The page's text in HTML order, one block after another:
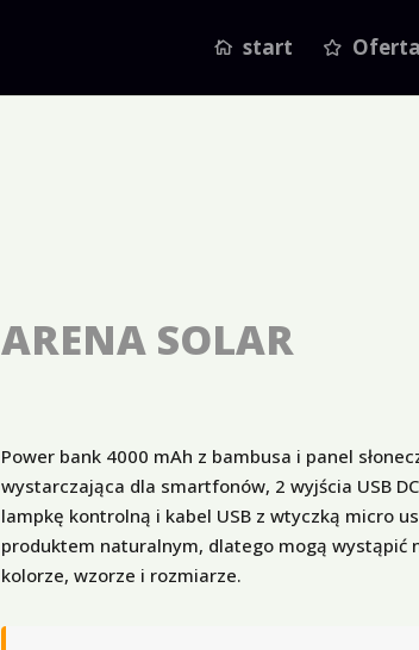
start Oferta
ARENA SOLAR
Power bank 4000 mAh z bambusa i panel
wystarczająca dla smartfonów, 2 wyjścia USB
lampkę kontrolną i kabel USB z wtyczką micro
produktem naturalnym, dlatego mogą wystąpić
kolorze, wzorze i rozmiarze.